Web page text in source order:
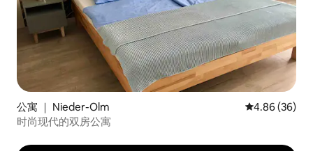
公寓 ｜ Nieder-Olm 平均评分 4.86
4.86 (36)
时尚现代的双房公寓